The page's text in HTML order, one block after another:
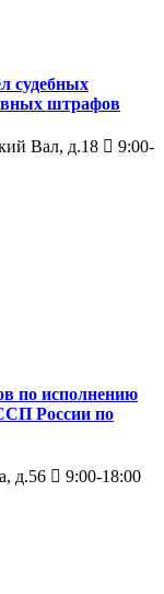
штрафов
Вал, д.18
9:00-
по исполнению
России по
д.56 9:00-18:00